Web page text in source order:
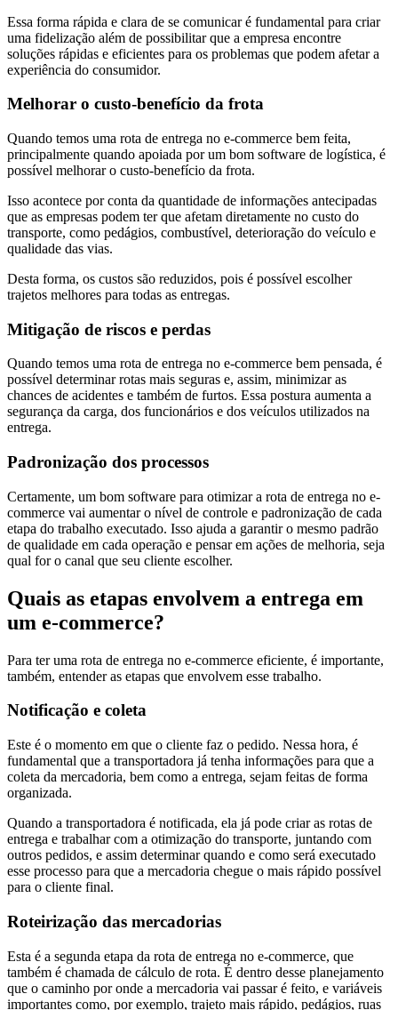
Essa forma rápida e clara de se comunicar é fundamental para criar
uma fidelização além de possibilitar que a empresa encontre
soluções rápidas e eficientes para os problemas que podem afetar a
experiência do consumidor.
Melhorar o custo-benefício da frota
Quando temos uma rota de entrega no e-commerce bem feita,
principalmente quando apoiada por um bom software de logística, é
possível melhorar o custo-benefício da frota.
Isso acontece por conta da quantidade de informações antecipadas
que as empresas podem ter que afetam diretamente no custo do
transporte, como pedágios, combustível, deterioração do veículo e
qualidade das vias.
Desta forma, os custos são reduzidos, pois é possível escolher
trajetos melhores para todas as entregas.
Mitigação de riscos e perdas
Quando temos uma rota de entrega no e-commerce bem pensada, é
possível determinar rotas mais seguras e, assim, minimizar as
chances de acidentes e também de furtos. Essa postura aumenta a
segurança da carga, dos funcionários e dos veículos utilizados na
entrega.
Padronização dos processos
Certamente, um bom software para otimizar a rota de entrega no e-
commerce vai aumentar o nível de controle e padronização de cada
etapa do trabalho executado. Isso ajuda a garantir o mesmo padrão
de qualidade em cada operação e pensar em ações de melhoria, seja
qual for o canal que seu cliente escolher.
Quais as etapas envolvem a entrega em
um e-commerce?
Para ter uma rota de entrega no e-commerce eficiente, é importante,
também, entender as etapas que envolvem esse trabalho.
Notificação e coleta
Este é o momento em que o cliente faz o pedido. Nessa hora, é
fundamental que a transportadora já tenha informações para que a
coleta da mercadoria, bem como a entrega, sejam feitas de forma
organizada.
Quando a transportadora é notificada, ela já pode criar as rotas de
entrega e trabalhar com a otimização do transporte, juntando com
outros pedidos, e assim determinar quando e como será executado
esse processo para que a mercadoria chegue o mais rápido possível
para o cliente final.
Roteirização das mercadorias
Esta é a segunda etapa da rota de entrega no e-commerce, que
também é chamada de cálculo de rota. É dentro desse planejamento
que o caminho por onde a mercadoria vai passar é feito, e variáveis
importantes como, por exemplo, trajeto mais rápido, pedágios, ruas